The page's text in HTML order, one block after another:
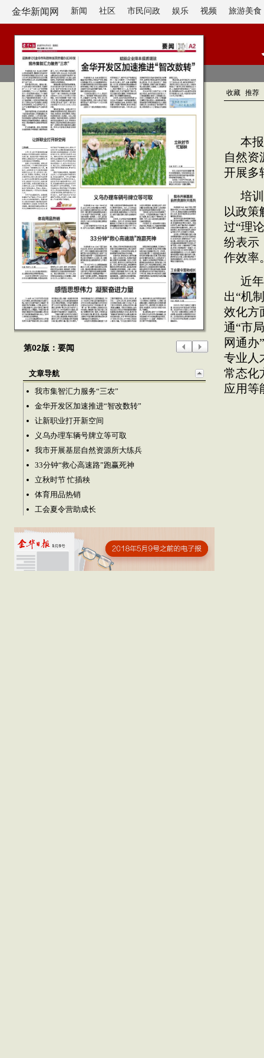
金华新闻网 新闻 社区 市民问政 娱乐 视频 旅游美食
第02版：要闻
文章导航
我市集智汇力服务“三农”
金华开发区加速推进“智改数转”
让新职业打开新空间
义乌办理车辆号牌立等可取
我市开展基层自然资源所大练兵
33分钟“救心高速路”跑赢死神
立秋时节 忙插秧
体育用品热销
工会夏令营助成长
收藏 推荐
本
自然资
开展多
培
以政策
过“理
纷表示
作效率
近
出“机
效化方
通“市
网通办
专业人
常态化
应用等